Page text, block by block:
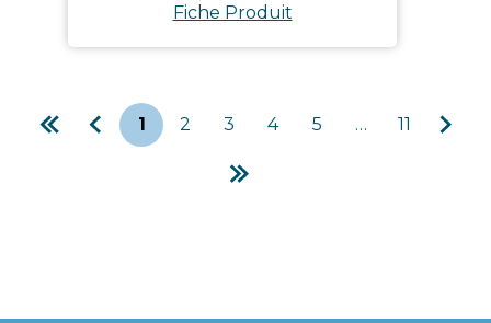
Fiche Produit
1 2 3 4 5 …
More
11